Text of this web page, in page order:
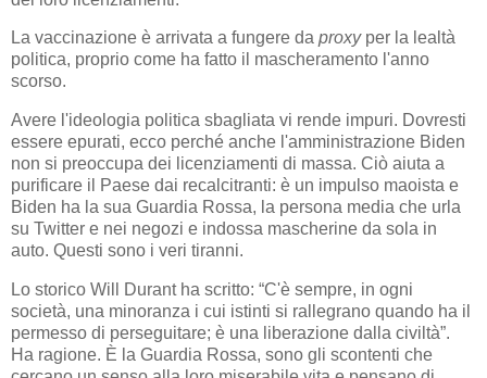
La vaccinazione è arrivata a fungere da proxyper la lealtà
politica, proprio come ha fatto il mascheramento l'anno
scorso.
Avere l'ideologia politica sbagliata vi rende impuri. Dovresti
essere epurati, ecco perché anche l'amministrazione Biden
non si preoccupa dei licenziamenti di massa. Ciò aiuta a
purificare il Paese dai recalcitranti: è un impulso maoista e
Biden ha la sua Guardia Rossa, la persona media che urla
su Twitter e nei negozi e indossa mascherine da sola in
auto. Questi sono i veri tiranni.
Lo storico Will Durant ha scritto: “C'è sempre, in ogni
società, una minoranza i cui istinti si rallegrano quando ha il
permesso di perseguitare; è una liberazione dalla civiltà”.
Ha ragione. È la Guardia Rossa, sono gli scontenti che